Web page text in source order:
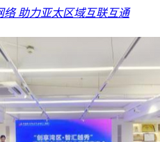
络 助力亚太区域互联互通